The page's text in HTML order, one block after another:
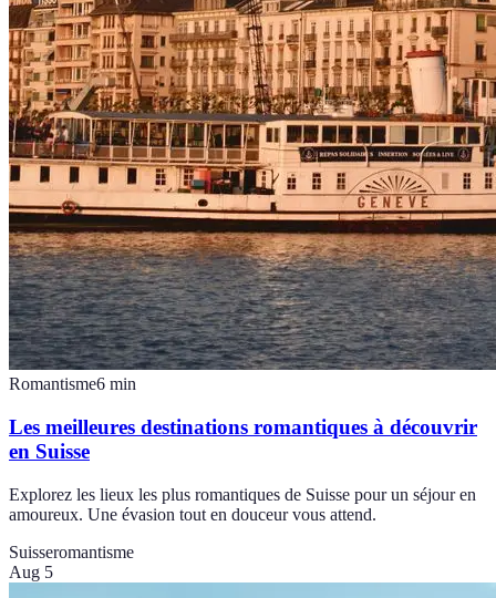
Romantisme6 min
Les meilleures destinations romantiques à découvrir
en Suisse
Explorez les lieux les plus romantiques de Suisse pour un séjour en
amoureux. Une évasion tout en douceur vous attend.
Suisseromantisme
Aug 5